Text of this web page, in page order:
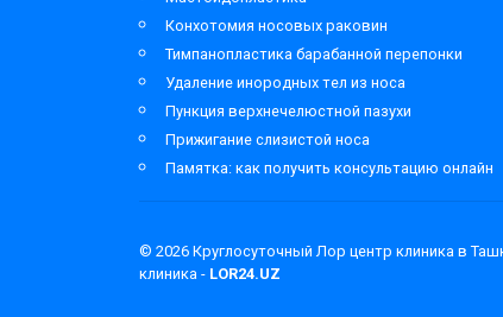
Конхотомия носовых раковин
Тимпанопластика барабанной перепонки
Удаление инородных тел из носа
Пункция верхнечелюстной пазухи
Прижигание слизистой носа
Памятка: как получить консультацию онлайн
© 2026 Круглосуточный Лор центр клиника в
клиника - LOR24.UZ